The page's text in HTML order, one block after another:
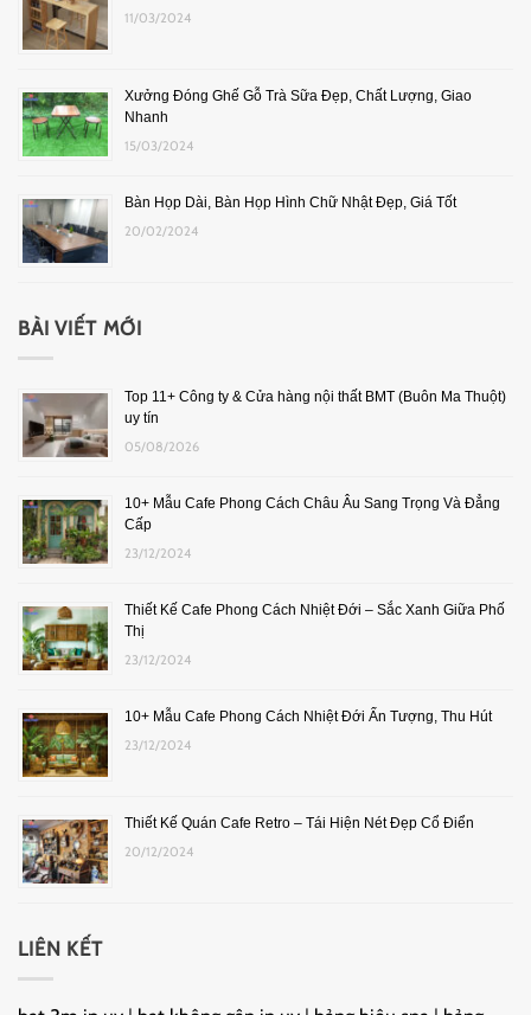
11/03/2024
Xưởng Đóng Ghế Gỗ Trà Sữa Đẹp, Chất Lượng, Giao
Nhanh
15/03/2024
Bàn Họp Dài, Bàn Họp Hình Chữ Nhật Đẹp, Giá Tốt
20/02/2024
BÀI VIẾT MỚI
Top 11+ Công ty & Cửa hàng nội thất BMT (Buôn Ma Thuột)
uy tín
05/08/2026
10+ Mẫu Cafe Phong Cách Châu Âu Sang Trọng Và Đẳng
Cấp
23/12/2024
Thiết Kế Cafe Phong Cách Nhiệt Đới – Sắc Xanh Giữa Phố
Thị
23/12/2024
10+ Mẫu Cafe Phong Cách Nhiệt Đới Ấn Tượng, Thu Hút
23/12/2024
Thiết Kế Quán Cafe Retro – Tái Hiện Nét Đẹp Cổ Điển
20/12/2024
LIÊN KẾT